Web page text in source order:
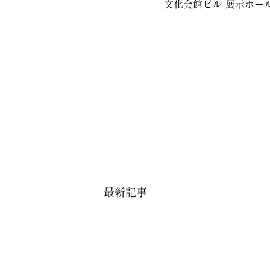
文化会館ビル 展示ホー
最新記事